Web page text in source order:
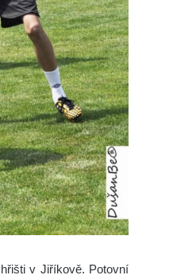
v Jiříkově. Potovní